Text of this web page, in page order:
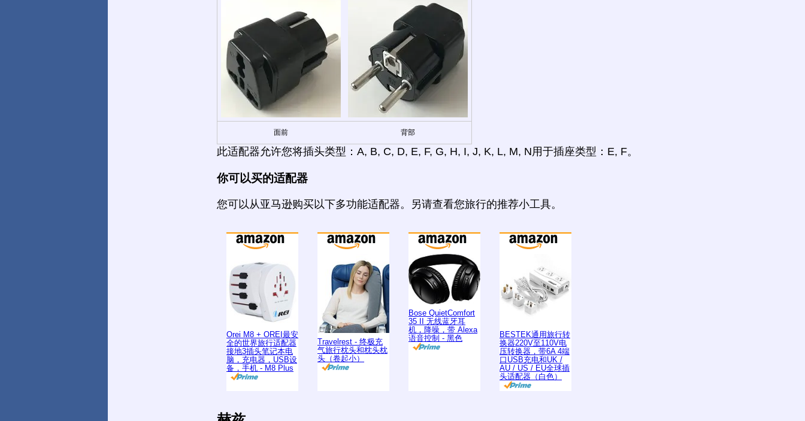
面前 背部
此适配器允许您将插头类型：A, B, C, D, E, F, G, H, I, J, K, L, M, N用于插座类型：E, F。
你可以买的适配器
您可以从亚马逊购买以下多功能适配器。另请查看您旅行的推荐小工具。
Orei M8 + OREI最安
全的世界旅行适配器
接地3插头笔记本电
脑，充电器，USB设
备，手机 - M8 Plus
Travelrest - 终极充
气旅行枕头和枕头枕
头（卷起小）
Bose QuietComfort
35 II 无线蓝牙耳
机，降噪，带 Alexa
语音控制 - 黑色
BESTEK通用旅行转
换器220V至110V电
压转换器，带6A 4端
口USB充电和UK /
AU / US / EU全球插
头适配器（白色）